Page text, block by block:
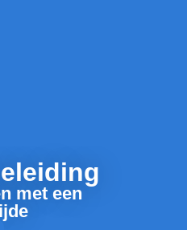
met een